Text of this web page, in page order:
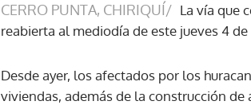
CERRO PUNTA, CHIRIQUÍ/ La vía que
reabierta al mediodía de este jueves 4
Desde ayer, los afectados por los
viviendas, además de la construcción